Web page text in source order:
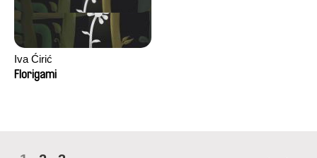
Iva Ćirić
Florigami